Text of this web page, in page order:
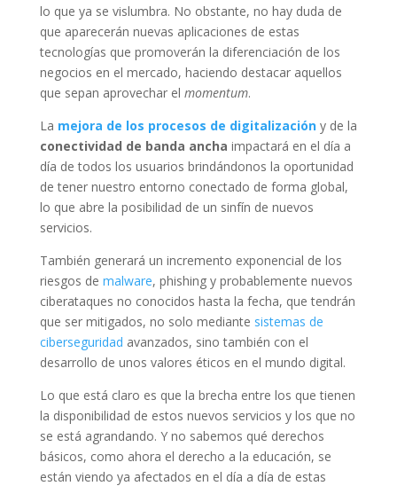
lo que ya se vislumbra. No obstante, no hay duda de
que aparecerán nuevas aplicaciones de estas
tecnologías que promoverán la diferenciación de los
negocios en el mercado, haciendo destacar aquellos
que sepan aprovechar el momentum.
La mejora de los procesos de digitalizacióny de la
conectividad de banda ancha impactará en el día a
día de todos los usuarios brindándonos la oportunidad
de tener nuestro entorno conectado de forma global,
lo que abre la posibilidad de un sinfín de nuevos
servicios.
También generará un incremento exponencial de los
riesgos de malware, phishing y probablemente nuevos
ciberataques no conocidos hasta la fecha, que tendrán
que ser mitigados, no solo mediante sistemas de
ciberseguridad avanzados, sino también con el
desarrollo de unos valores éticos en el mundo digital.
Lo que está claro es que la brecha entre los que tienen
la disponibilidad de estos nuevos servicios y los que no
se está agrandando. Y no sabemos qué derechos
básicos, como ahora el derecho a la educación, se
están viendo ya afectados en el día a día de estas